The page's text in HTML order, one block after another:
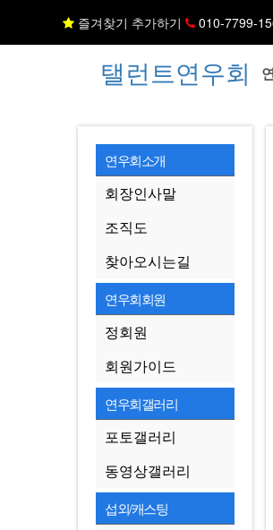
즐겨찾기 추가하기 010-7799-
탤런트연우회
연우회소개
회장인사말
조직도
찾아오시는길
연우회회원
정회원
회원가이드
연우회갤러리
포토갤러리
동영상갤러리
섭외/캐스팅